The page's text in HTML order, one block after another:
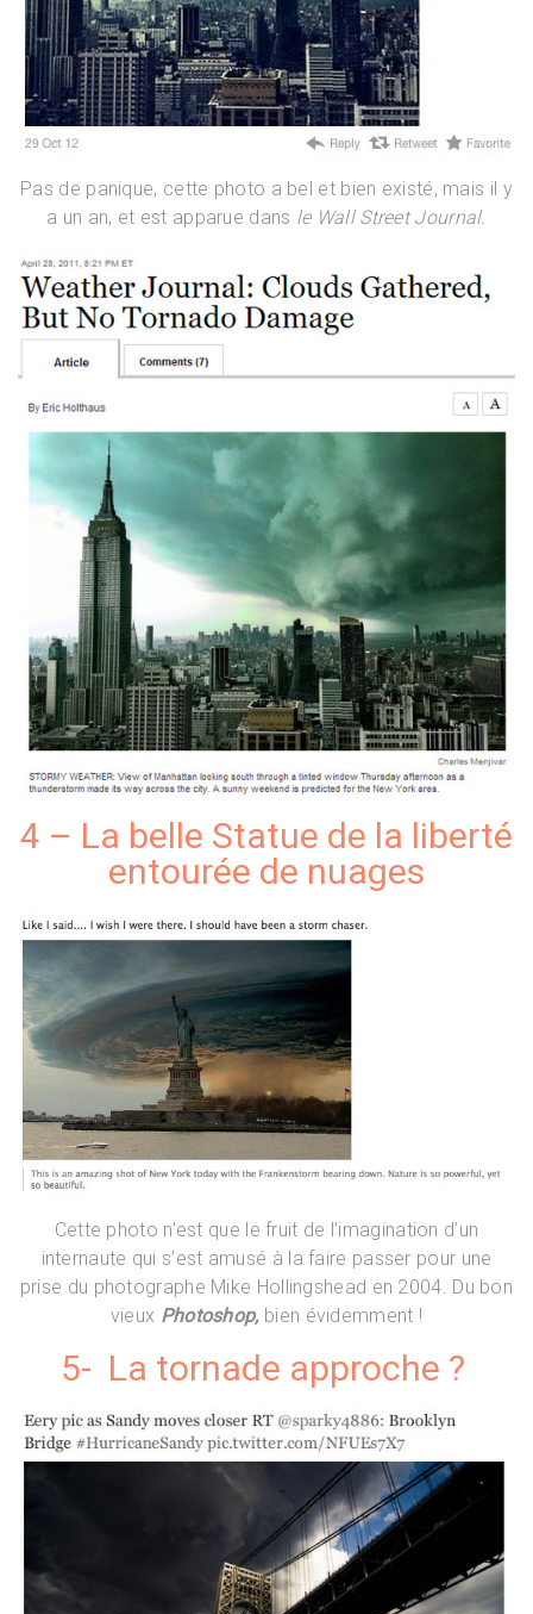
Pas de panique, cette photo a bel et bien existé, mais il y
a un an, et est apparue dans le Wall Street Journal.
4 – La belle Statue de la liberté
entourée de nuages
Cette photo n’est que le fruit de l’imagination d’un
internaute qui s’est amusé à la faire passer pour une
prise du photographe Mike Hollingshead en 2004. Du bon
vieux Photoshop, bien évidemment !
5- La tornade approche ?